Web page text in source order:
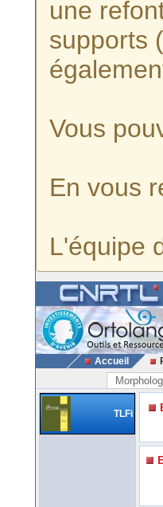
une
supports
Vous
En vous
L'équipe
Accueil
TLFi